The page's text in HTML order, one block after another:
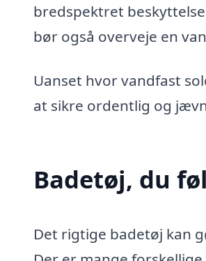
bredspektret
bør også overveje en
Uanset hvor vandfast
at sikre ordentlig og
Badetøj, du
Det rigtige badetøj kan